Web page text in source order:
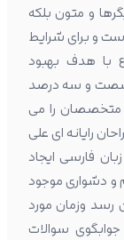
و متون بلکه
و برای شرایط
با هدف بهبود
شصت و سه درصد
متخصصان را می
رایانه ای علی
فارسی ایجاد
و دشواری موجود
رسد وزمان مورد
سوالات